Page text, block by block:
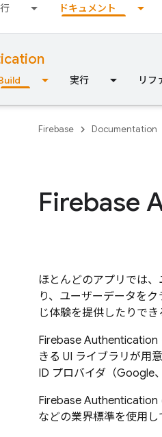
ドキュメント
実行 リフ
Firebase Documentation
Firebase
ほとんどのアプリでは
り、ユーザーデータを
じ体験を提供したりでき
Firebase Authentication
きる UI ライブラリが用
ID プロバイダ（Google
Firebase Authentication
などの業界標準を使用し